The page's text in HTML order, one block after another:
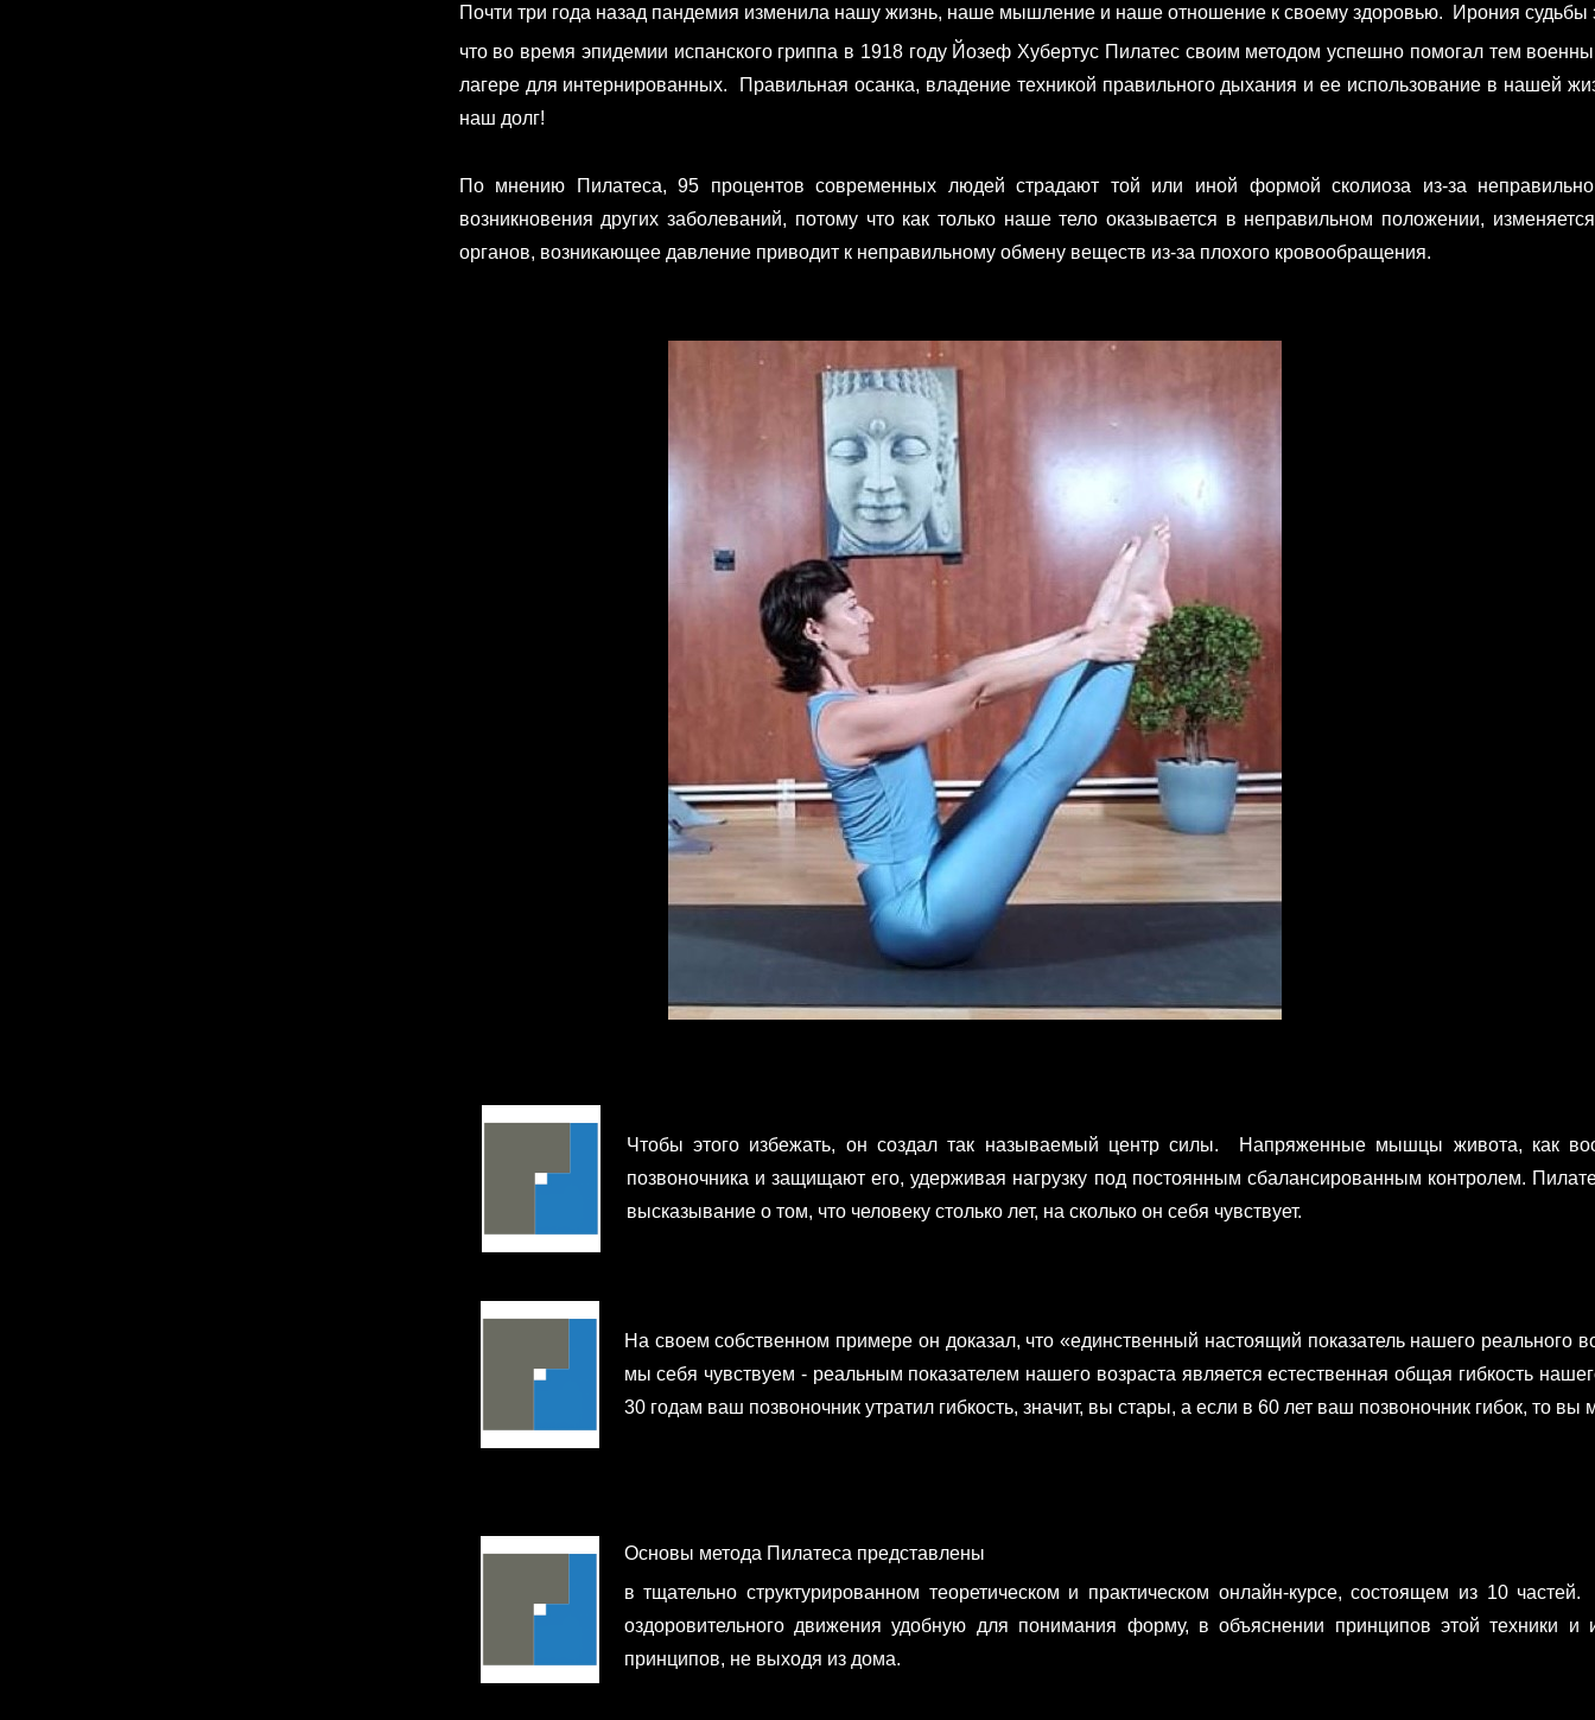
Почти три года назад пандемия изменила нашу жизнь, наше мышление и наше отношение к своему здоровью. Ирония судьбы
что во время эпидемии испанского гриппа в 1918 году Йозеф Хубертус Пилатес своим методом успешно помогал тем
лагере для интернированных. Правильная осанка, владение техникой правильного дыхания и ее использование в нашей
наш долг!
По мнению Пилатеса, 95 процентов современных людей страдают той или иной формой сколиоза из-за
возникновения других заболеваний, потому что как только наше тело оказывается в неправильном положении,
органов, возникающее давление приводит к неправильному обмену веществ из-за плохого кровообращения.
Чтобы этого избежать, он создал так называемый центр силы. Напряженные мышцы живота, как
позвоночника и защищают его, удерживая нагрузку под постоянным сбалансированным контролем.
высказывание о том, что человеку столько лет, на сколько он себя чувствует.
На своем собственном примере он доказал, что «единственный настоящий показатель нашего реального
мы себя чувствуем - реальным показателем нашего возраста является естественная общая гибкость
30 годам ваш позвоночник утратил гибкость, значит, вы стары, а если в 60 лет ваш позвоночник гибок, то
Основы метода Пилатеса представлены
в тщательно структурированном теоретическом и практическом онлайн-курсе, состоящем из 10
оздоровительного движения удобную для понимания форму, в объяснении принципов этой техники
принципов, не выходя из дома.